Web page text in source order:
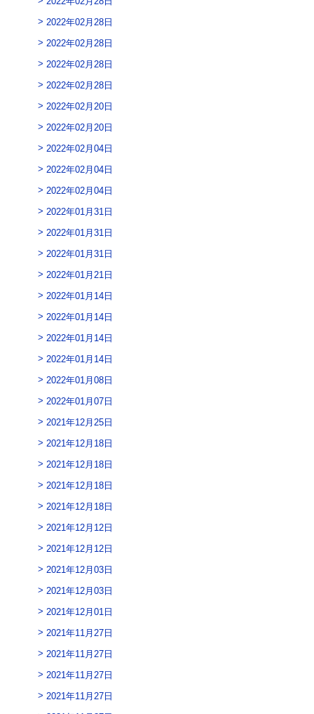
2022年02月28日
2022年02月28日
2022年02月28日
2022年02月28日
2022年02月20日
2022年02月20日
2022年02月04日
2022年02月04日
2022年02月04日
2022年01月31日
2022年01月31日
2022年01月31日
2022年01月21日
2022年01月14日
2022年01月14日
2022年01月14日
2022年01月14日
2022年01月08日
2022年01月07日
2021年12月25日
2021年12月18日
2021年12月18日
2021年12月18日
2021年12月18日
2021年12月12日
2021年12月12日
2021年12月03日
2021年12月03日
2021年12月01日
2021年11月27日
2021年11月27日
2021年11月27日
2021年11月27日